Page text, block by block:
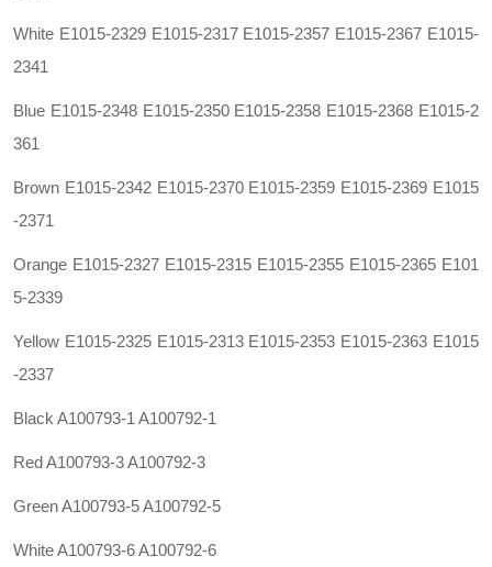
White E1015-2329 E1015-2317 E1015-2357 E1015-2367 E1015-
2341
Blue E1015-2348 E1015-2350 E1015-2358 E1015-2368 E1015-2
361
Brown E1015-2342 E1015-2370 E1015-2359 E1015-2369 E1015
-2371
Orange E1015-2327 E1015-2315 E1015-2355 E1015-2365 E101
5-2339
Yellow E1015-2325 E1015-2313 E1015-2353 E1015-2363 E1015
-2337
Black A100793-1 A100792-1
Red A100793-3 A100792-3
Green A100793-5 A100792-5
White A100793-6 A100792-6